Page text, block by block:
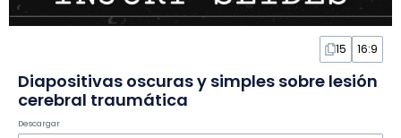
15 16:9
Diapositivas oscuras y simples sobre lesión
cerebral traumática
Descargar